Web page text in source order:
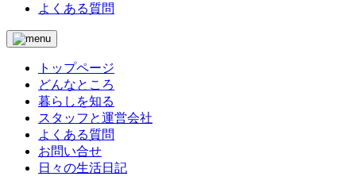
よくある質問
トップページ
どんなところ
暮らしを知る
スタッフと運営会社
よくある質問
お問い合せ
日々の生活日記